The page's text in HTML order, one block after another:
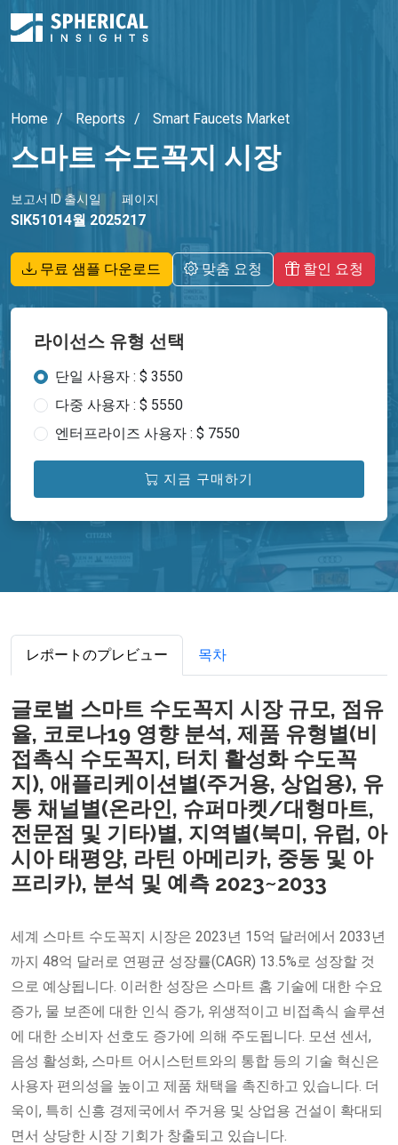
Home Reports Smart Faucets Market
스마트 수도꼭지 시장
보고서 ID
SIK5101
출시일
4월 2025
페이지
217
무료 샘플 다운로드 맞춤 요청 할인 요청
라이선스 유형 선택
단일 사용자 : $ 3550
다중 사용자 : $ 5550
엔터프라이즈 사용자 : $ 7550
지금 구매하기
レポートのプレビュー 목차
글로벌 스마트 수도꼭지 시장 규모, 점유
율, 코로나19 영향 분석, 제품 유형별(비
접촉식 수도꼭지, 터치 활성화 수도꼭
지), 애플리케이션별(주거용, 상업용), 유
통 채널별(온라인, 슈퍼마켓/대형마트,
전문점 및 기타)별, 지역별(북미, 유럽, 아
시아 태평양, 라틴 아메리카, 중동 및 아
프리카), 분석 및 예측 2023~2033
세계 스마트 수도꼭지 시장은 2023년 15억 달러에서 2033년
까지 48억 달러로 연평균 성장률(CAGR) 13.5%로 성장할 것
으로 예상됩니다. 이러한 성장은 스마트 홈 기술에 대한 수요
증가, 물 보존에 대한 인식 증가, 위생적이고 비접촉식 솔루션
에 대한 소비자 선호도 증가에 의해 주도됩니다. 모션 센서,
음성 활성화, 스마트 어시스턴트와의 통합 등의 기술 혁신은
사용자 편의성을 높이고 제품 채택을 촉진하고 있습니다. 더
욱이, 특히 신흥 경제국에서 주거용 및 상업용 건설이 확대되
면서 상당한 시장 기회가 창출되고 있습니다.